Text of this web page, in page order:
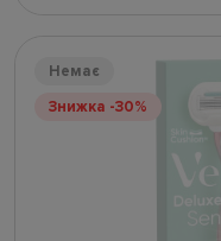
Немає
Знижка -30%